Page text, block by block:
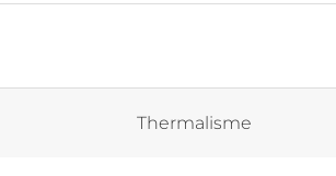
Thermalisme